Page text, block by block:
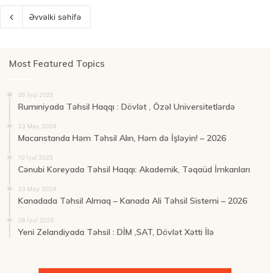
Əvvəlki səhifə
Most Featured Topics
05 İyul 2025
Rumıniyada Təhsil Haqqı : Dövlət , Özəl Universitetlərdə
23 May 2024
Macarıstanda Həm Təhsil Alın, Həm də İşləyin! – 2026
10 İyul 2025
Cənubi Koreyada Təhsil Haqqı: Akademik, Təqaüd İmkanları
23 May 2024
Kanadada Təhsil Almaq – Kanada Ali Təhsil Sistemi – 2026
08 İyul 2025
Yeni Zelandiyada Təhsil : DİM ,SAT, Dövlət Xətti İlə